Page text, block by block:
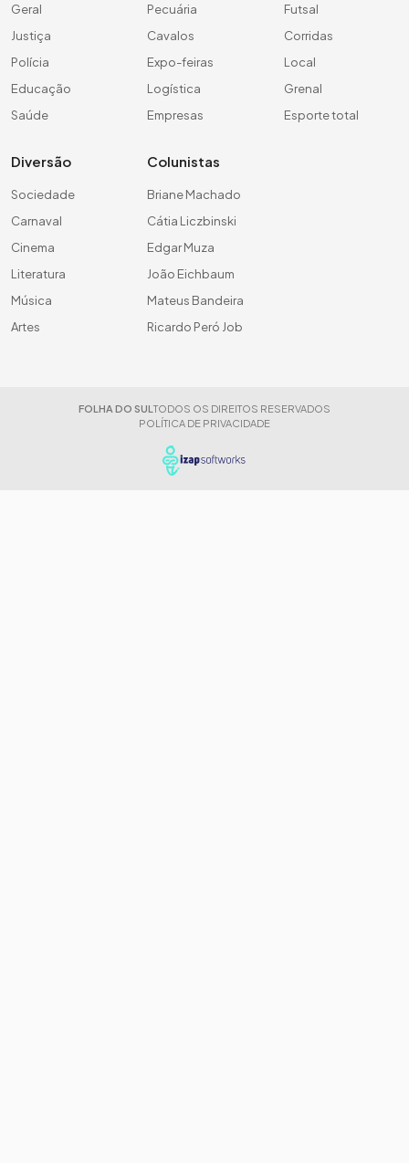
Geral
Justiça
Polícia
Educação
Saúde
Pecuária
Cavalos
Expo-feiras
Logística
Empresas
Futsal
Corridas
Local
Grenal
Esporte total
Diversão
Sociedade
Carnaval
Cinema
Literatura
Música
Artes
Colunistas
Briane Machado
Cátia Liczbinski
Edgar Muza
João Eichbaum
Mateus Bandeira
Ricardo Peró Job
FOLHA DO SUL TODOS OS DIREITOS RESERVADOS
POLÍTICA DE PRIVACIDADE